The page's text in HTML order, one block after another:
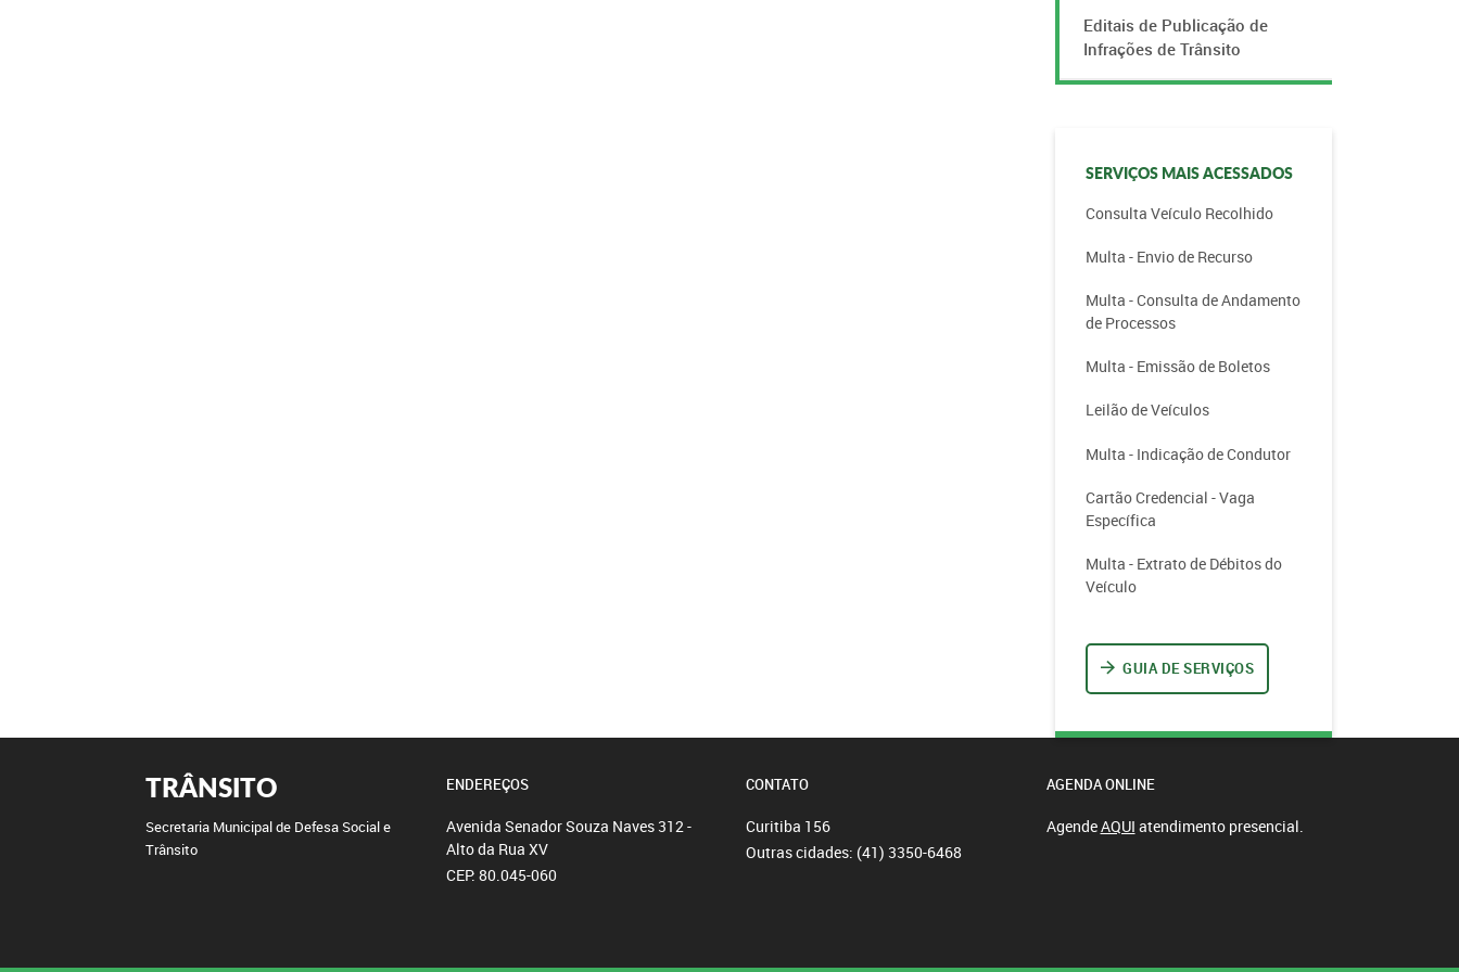
Editais de Publicação de
Infrações de Trânsito
SERVIÇOS MAIS ACESSADOS
Consulta Veículo Recolhido
Multa - Envio de Recurso
Multa - Consulta de Andamento
de Processos
Multa - Emissão de Boletos
Leilão de Veículos
Multa - Indicação de Condutor
Cartão Credencial - Vaga
Específica
Multa - Extrato de Débitos do
Veículo
GUIA DE SERVIÇOS
TRÂNSITO
Secretaria Municipal de Defesa Social e
Trânsito
ENDEREÇOS
Avenida Senador Souza Naves 312 -
Alto da Rua XV
CEP: 80.045-060
CONTATO
Curitiba 156
Outras cidades: (41) 3350-6468
AGENDA ONLINE
AgendeAQUI atendimento presencial.